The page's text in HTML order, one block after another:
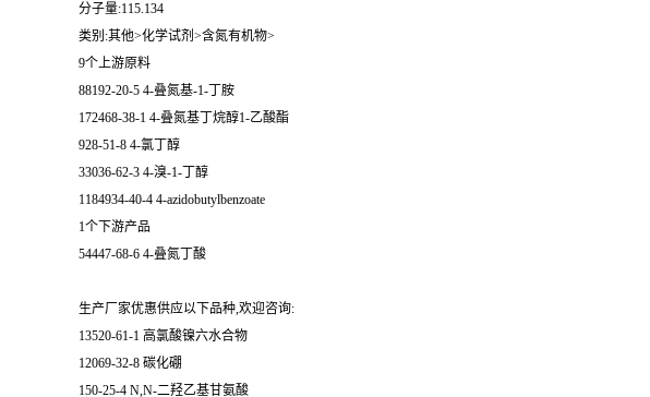
分子量:115.134
类别:其他>化学试剂>含氮有机物>
9个上游原料
88192-20-5 4-叠氮基-1-丁胺
172468-38-1 4-叠氮基丁烷醇1-乙酸酯
928-51-8 4-氯丁醇
33036-62-3 4-溴-1-丁醇
1184934-40-4 4-azidobutylbenzoate
1个下游产品
54447-68-6 4-叠氮丁酸
生产厂家优惠供应以下品种,欢迎咨询:
13520-61-1 高氯酸镍六水合物
12069-32-8 碳化硼
150-25-4 N,N-二羟乙基甘氨酸